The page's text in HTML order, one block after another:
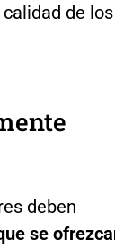
de los
deben
se